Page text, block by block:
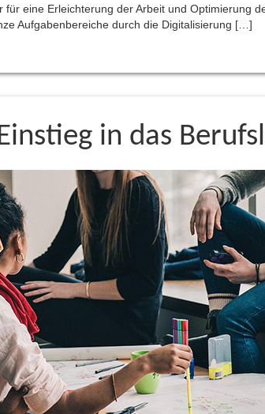
eine Erleichterung der Arbeit und Optimierung
Aufgabenbereiche durch die Digitalisierung […]
in das